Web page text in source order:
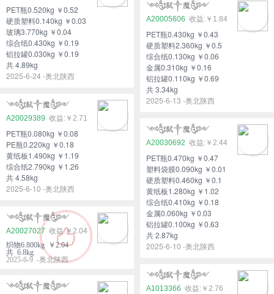
PET瓶0.520kg ￥0.52
硬质塑料0.140kg ￥0.03
玻璃3.770kg ￥0.04
综合纸0.430kg ￥0.19
铝拉罐0.030kg ￥0.19
共 4.89kg
2025-6-24 -奥北陕西
༺༃弑༒魔༃༻
A20005606
￥1.84
PET瓶0.430kg ￥0.43
硬质塑料2.360kg ￥0.5
综合纸0.130kg ￥0.06
金属0.310kg ￥0.16
铝拉罐0.110kg ￥0.69
共 3.34kg
2025-6-13 -奥北陕西
༺༃弑༒魔༃༻
A20029389
￥2.71
PET瓶0.080kg ￥0.08
PE瓶0.220kg ￥0.18
黄纸板1.490kg ￥1.19
综合纸2.790kg ￥1.26
共 4.58kg
2025-6-10 -奥北陕西
༺༃弑༒魔༃༻
A20030692
￥2.44
PET瓶0.470kg ￥0.47
塑料袋膜0.090kg ￥0.01
硬质塑料0.460kg ￥0.1
黄纸板1.280kg ￥1.02
综合纸0.410kg ￥0.18
金属0.060kg ￥0.03
铝拉罐0.100kg ￥0.63
共 2.87kg
2025-6-10 -奥北陕西
༺༃弑༒魔༃༻
A20027027
￥2.04
织物6.800kg ￥2.04
共 6.8kg
2025-6-9 -奥北陕西
༺༃弑༒魔༃༻
A1013366
￥2.76
༺༃弑༒魔༃༻